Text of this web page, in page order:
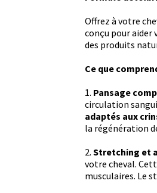
Offrez à votre
conçu pour aider
des produits
Ce que
1. Pansage
circulation
adaptés aux
la régénération
2. Stretching et
votre cheval.
musculaires. Le